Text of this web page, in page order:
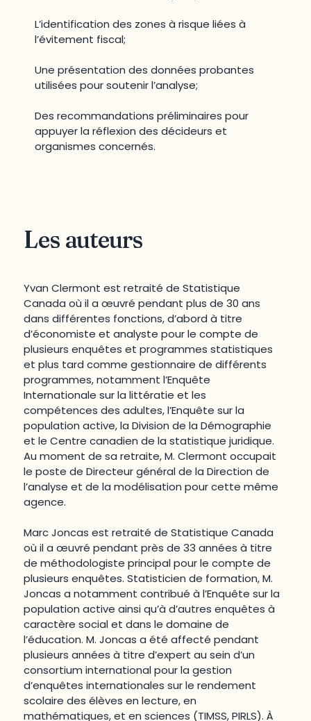
L’identification des zones à risque liées à
l’évitement fiscal;
Une présentation des données probantes
utilisées pour soutenir l’analyse;
Des recommandations préliminaires pour
appuyer la réflexion des décideurs et
organismes concernés.
Les auteurs
Yvan Clermont est retraité de Statistique
Canada où il a œuvré pendant plus de 30 ans
dans différentes fonctions, d’abord à titre
d’économiste et analyste pour le compte de
plusieurs enquêtes et programmes statistiques
et plus tard comme gestionnaire de différents
programmes, notamment l’Enquête
Internationale sur la littératie et les
compétences des adultes, l’Enquête sur la
population active, la Division de la Démographie
et le Centre canadien de la statistique juridique.
Au moment de sa retraite, M. Clermont occupait
le poste de Directeur général de la Direction de
l’analyse et de la modélisation pour cette même
agence.
Marc Joncas est retraité de Statistique Canada
où il a œuvré pendant près de 33 années à titre
de méthodologiste principal pour le compte de
plusieurs enquêtes. Statisticien de formation, M.
Joncas a notamment contribué à l’Enquête sur la
population active ainsi qu’à d’autres enquêtes à
caractère social et dans le domaine de
l’éducation. M. Joncas a été affecté pendant
plusieurs années à titre d’expert au sein d’un
consortium international pour la gestion
d’enquêtes internationales sur le rendement
scolaire des élèves en lecture, en
mathématiques, et en sciences (TIMSS, PIRLS). À